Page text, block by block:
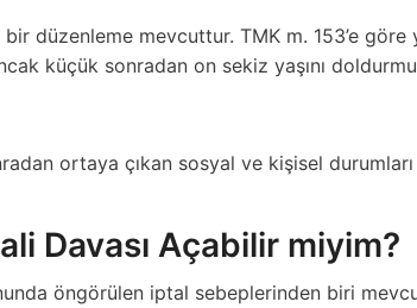
düzenleme mevcuttur. TMK m. 153’e
küçük sonradan on sekiz yaşını
ortaya çıkan sosyal ve kişisel durumları
Davası Açabilir miyim?
öngörülen iptal sebeplerinden biri